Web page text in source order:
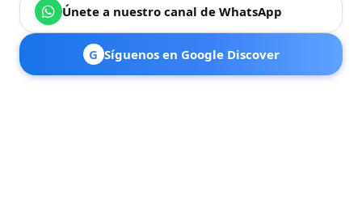
Únete a nuestro canal de WhatsApp
G Síguenos en Google Discover